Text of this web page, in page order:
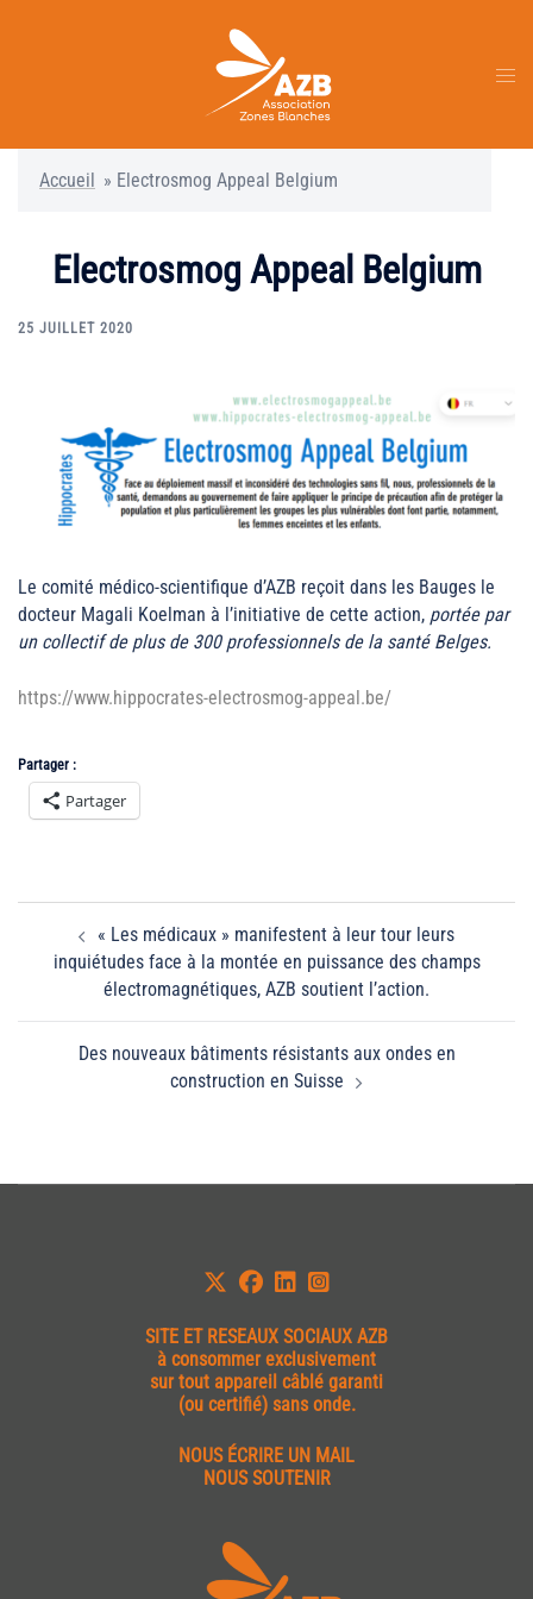
Accueil » Electrosmog Appeal Belgium
Electrosmog Appeal Belgium
25 JUILLET 2020
Le comité médico-scientifique d’AZB reçoit dans les Bauges le
docteur Magali Koelman à l’initiative de cette action, portée par
un collectif de plus de 300 professionnels de la santé Belges.
https://www.hippocrates-electrosmog-appeal.be/
Partager :
Partager
d’article« Les médicaux » manifestent à leur tour leurs
inquiétudes face à la montée en puissance des champs
électromagnétiques, AZB soutient l’action.
Des nouveaux bâtiments résistants aux ondes en
construction en Suisse
SITE ETRESEAUX SOCIAUX AZB
à consommer exclusivement
sur tout appareil câblé garanti
(ou certifié) sans onde.
NOUS ÉCRIRE UN MAIL
NOUS SOUTENIR